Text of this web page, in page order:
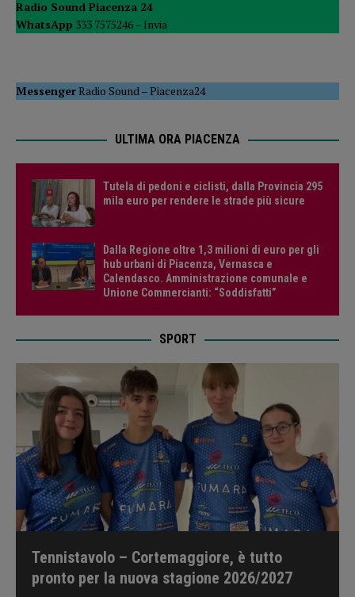
Radio Sound Piacenza 24
WhatsApp 333 7575246 – Invia
MessengerRadio Sound–Piacenza24
ULTIMA ORA PIACENZA
Tutela di pedoni e ciclisti, dalla Provincia 295
mila euro per rendere le strade più sicure
Dalla Regione oltre 1,3 milioni di euro per gli
hub urbani di Piacenza, Vernasca e
Calendasco. Amministrazione comunale e
Unione Commercianti: “Soddisfatti”
SPORT
Tennistavolo – Cortemaggiore, è tutto
pronto per la nuova stagione 2026/2027